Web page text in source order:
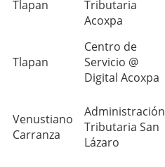
Tlapan
Tributaria
Acoxpa
Tlapan
Centro de
Servicio @
Digital Acoxpa
Venustiano
Carranza
Administración
Tributaria San
Lázaro